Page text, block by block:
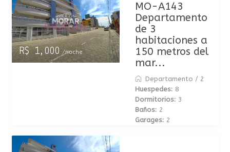
R$ 1,000/noche
MO-A143
Departamento
de 3
habitaciones a
150 metros del
mar...
Departamento / 2
Huespedes: 8
Dormitorios: 3
Baños: 2
Garages: 2